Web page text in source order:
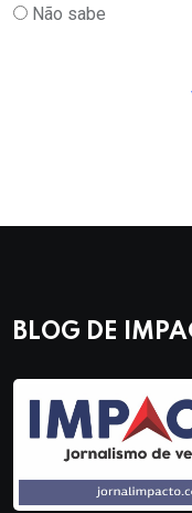
Não sabe
BLOG DE